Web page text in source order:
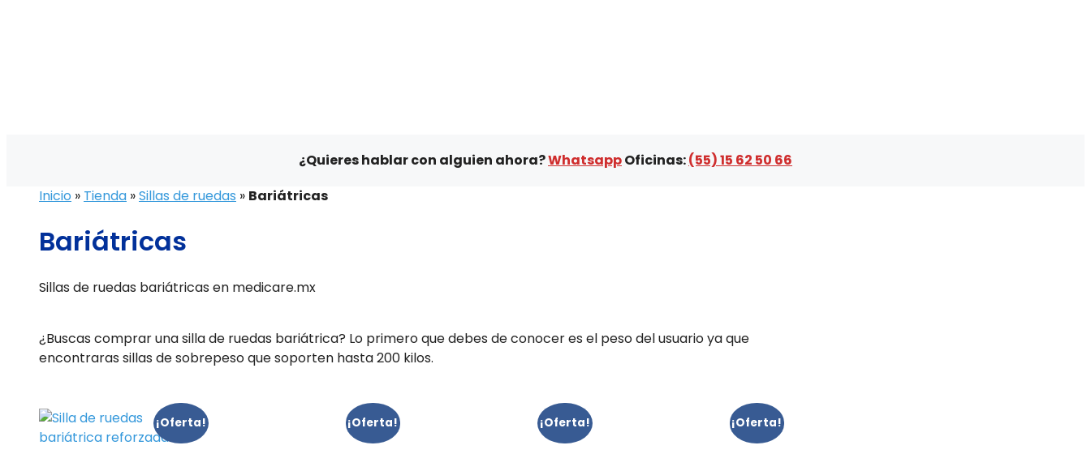
¿Quieres hablar con alguien ahora?WhatsappOficinas:(55) 15 62 50 66
Inicio » Tienda »Sillas de ruedas » Bariátricas
Bariátricas
Sillas de ruedas bariátricas en medicare.mx
¿Buscas comprar una silla de ruedas bariátrica? Lo primero que debes de conocer es el peso del usuario ya que
encontraras sillas de sobrepeso que soporten hasta 200 kilos.
¡Oferta! ¡Oferta! ¡Oferta! ¡Oferta!